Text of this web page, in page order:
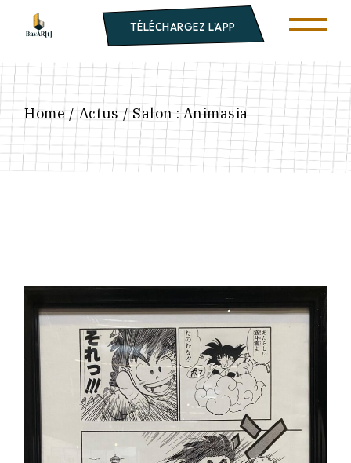
TÉLÉCHARGEZ L'APP
Home Actus Salon : Animasia